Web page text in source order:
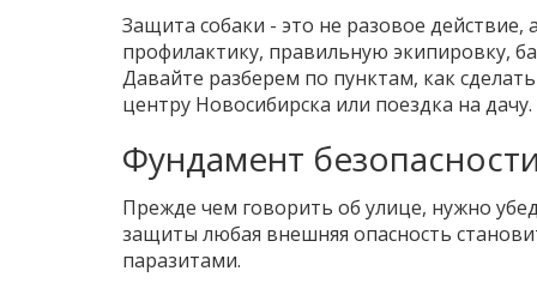
Защита собаки - это не разовое
профилактику, правильную экипировку,
Давайте разберем по пунктам, как
центру Новосибирска или поездка на дачу.
Фундамент
Прежде чем говорить об улице, нужно
защиты любая внешняя опасность
паразитами.